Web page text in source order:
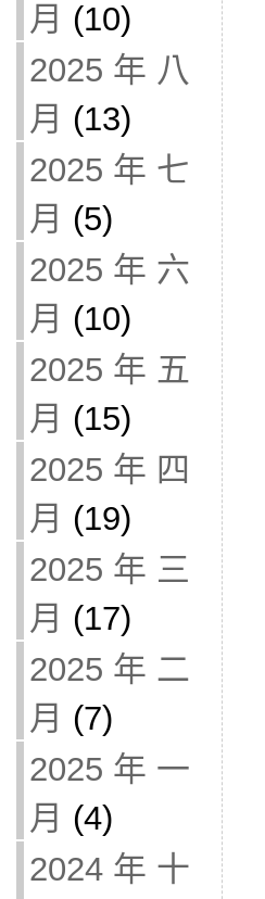
月 (10)
2025 年 八
月 (13)
2025 年 七
月 (5)
2025 年 六
月 (10)
2025 年 五
月 (15)
2025 年 四
月 (19)
2025 年 三
月 (17)
2025 年 二
月 (7)
2025 年 一
月 (4)
2024 年 十